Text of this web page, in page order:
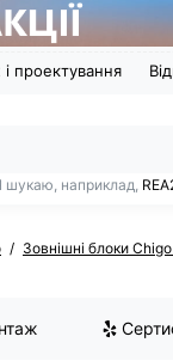
проектування
шукаю, наприклад,
Зовнішні блоки